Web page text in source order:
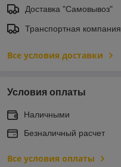
Доставка "Самовывоз"
Транспортная компания
Все условия доставки
Условия оплаты
Наличными
Безналичный расчет
Все условия оплаты